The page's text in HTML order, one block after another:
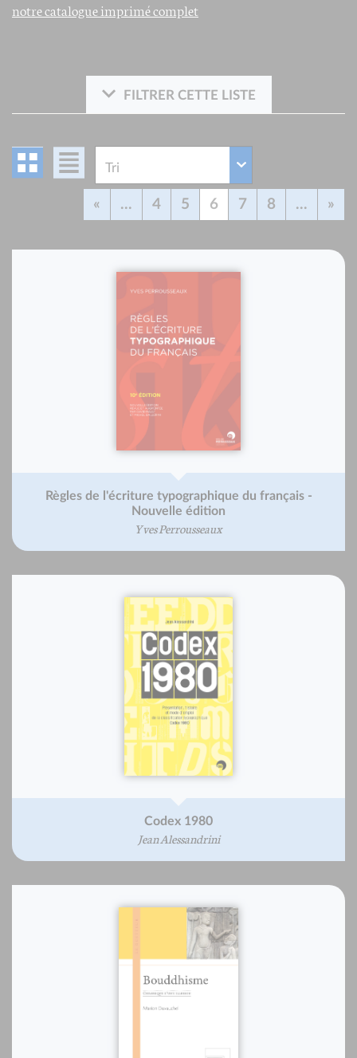
notre catalogue imprimé complet
FILTRER CETTE LISTE
« ... 4 5 6 7 8 ... »
Règles de l'écriture typographique du français -
Nouvelle édition
Yves Perrousseaux
Codex 1980
Jean Alessandrini